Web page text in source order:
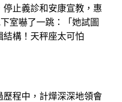
止義診和安康宣教，惠
室嚇了一跳：「她試圖
構！天秤座太可怕
程中，計燁深深地領會